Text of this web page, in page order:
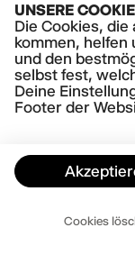
UNSERE
Die Cookies, die
kommen, helfen
und den
selbst fest,
Deine
Footer der
Cookies
Termine
AKTUELLE
Alles, was